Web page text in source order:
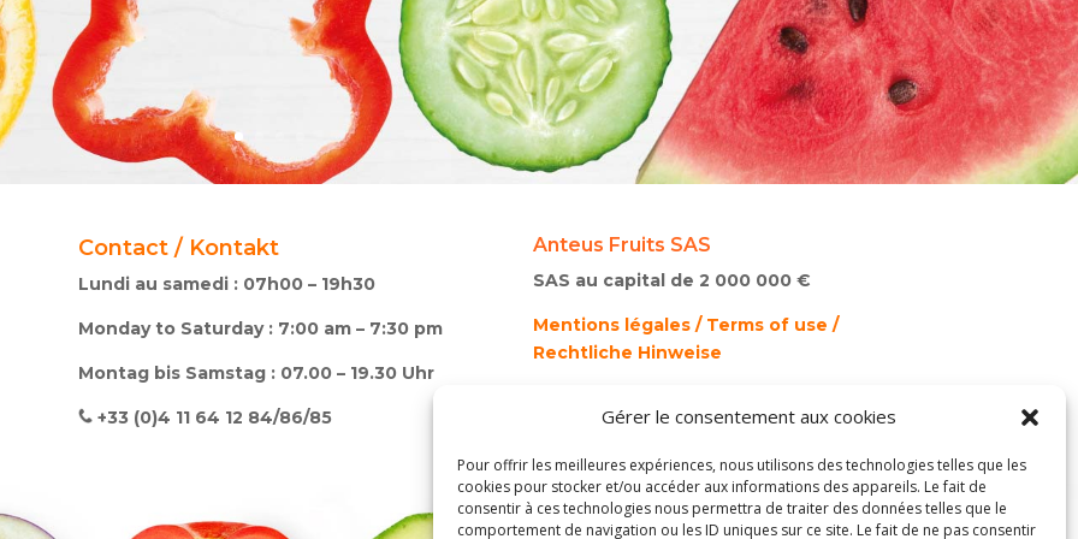
Gérer le consentement aux cookies
Pour offrir les meilleures expériences, nous utilisons des technologies telles que les
cookies pour stocker et/ou accéder aux informations des appareils. Le fait de
consentir à ces technologies nous permettra de traiter des données telles que le
comportement de navigation ou les ID uniques sur ce site. Le fait de ne pas consentir
Contact / Kontakt
Lundi au samedi : 07h00 – 19h30
Monday to Saturday : 7:00 am – 7:30 pm
Montag bis Samstag : 07.00 – 19.30 Uhr
+33 (0)4 11 64 12 84/86/85
Anteus Fruits SAS
SAS au capital de 2 000 000 €
Mentions légales / Terms of use /
Rechtliche Hinweise
agence web à Perpignan